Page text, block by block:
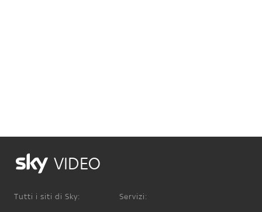
VIDEO
Tutti i siti di Sky: Servizi: